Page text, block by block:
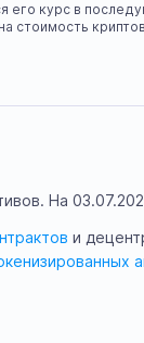
его курс в
стоимость
На
и